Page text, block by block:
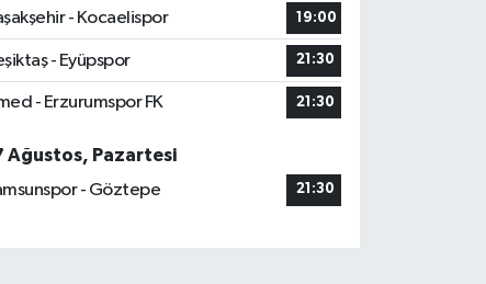
- Kocaelispor
19:00
- Eyüpspor 21:30
- Erzurumspor FK 21:30
Ağustos, Pazartesi
- Göztepe
21:30